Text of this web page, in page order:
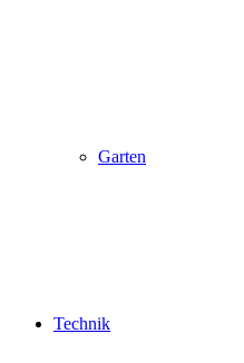
Garten
Technik